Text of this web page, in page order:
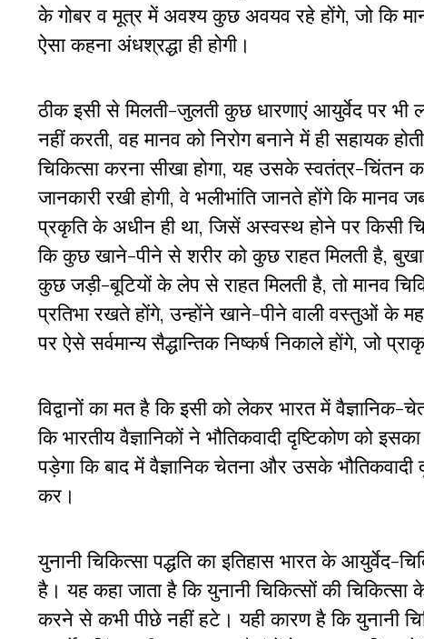
के गोबर व मूत्र में अवश्य कुछ अवयव रहे होंगे, जो कि
ऐसा कहना अंधश्रद्धा ही होगी।
ठीक इसी से मिलती-जुलती कुछ धारणाएं आयुर्वेद पर भी
नहीं करती, वह मानव को निरोग बनाने में ही सहायक
चिकित्सा करना सीखा होगा, यह उसके स्वतंत्र-चिंतन
जानकारी रखी होगी, वे भलीभांति जानते होंगे कि
प्रकृति के अधीन ही था, जिसें अस्वस्थ होने पर किसी
कि कुछ खाने-पीने से शरीर को कुछ राहत मिलती है,
कुछ जड़ी-बूटियों के लेप से राहत मिलती है, तो मानव
प्रतिभा रखते होंगे, उन्होंने खाने-पीने वाली वस्तुओं के
पर ऐसे सर्वमान्य सैद्धान्तिक निष्कर्ष निकाले होंगे,
विद्वानों का मत है कि इसी को लेकर भारत में
कि भारतीय वैज्ञानिकों ने भौतिकवादी दृष्टिकोण को
पड़ेगा कि बाद में वैज्ञानिक चेतना और उसके भौतिकवादी
कर।
युनानी चिकित्सा पद्धति का इतिहास भारत के आयुर्वेद-
है। यह कहा जाता है कि युनानी चिकित्सों की
करने से कभी पीछे नहीं हटे। यही कारण है कि युनानी